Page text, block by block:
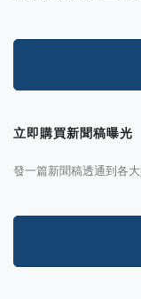
立即購買新聞稿曝光
發一篇新聞稿透通到各